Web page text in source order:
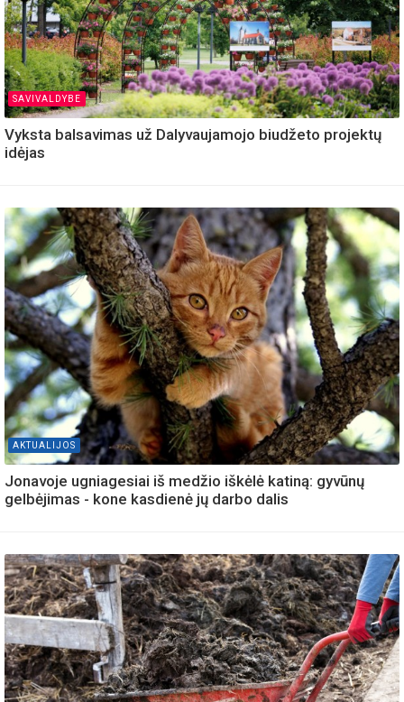
SAVIVALDYBE
Vyksta balsavimas už Dalyvaujamojo biudžeto projektų
idėjas
AKTUALIJOS
Jonavoje ugniagesiai iš medžio iškėlė katiną: gyvūnų
gelbėjimas - kone kasdienė jų darbo dalis